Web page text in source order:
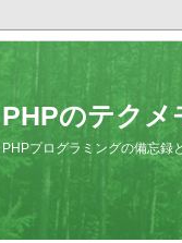
PHPのテクメ
PHPプログラミングの備忘録